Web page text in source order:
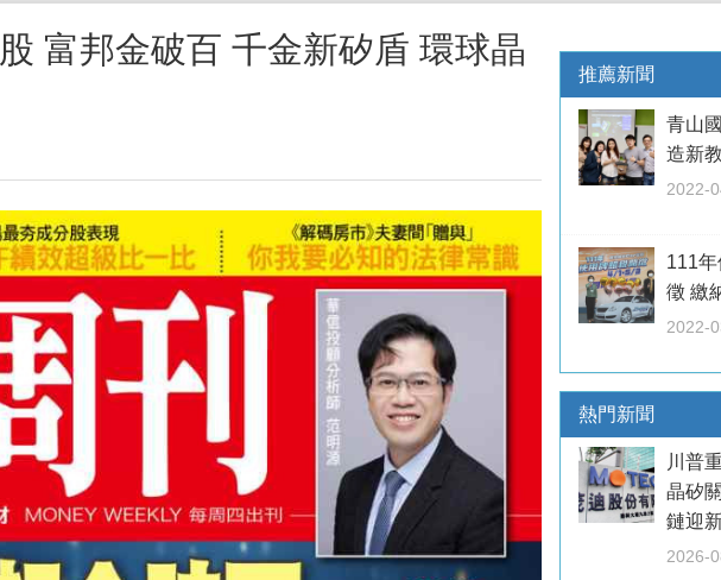
富邦金破百 千金新矽盾 環球晶
推薦新聞
青山
造新
2022-
111
徵 繳
2022-
熱門新聞
川普
晶矽
鏈迎
2026-